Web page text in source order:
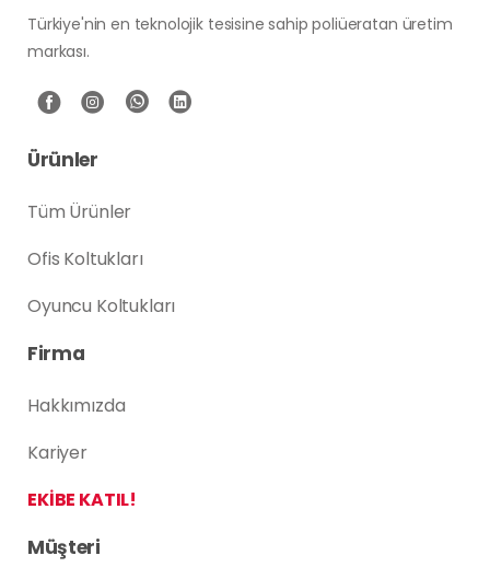
Türkiye'nin en teknolojik tesisine sahip poliüeratan üretim
markası.
Ürünler
Tüm Ürünler
Ofis Koltukları
Oyuncu Koltukları
Firma
Hakkımızda
Kariyer
EKİBE KATIL!
Müşteri